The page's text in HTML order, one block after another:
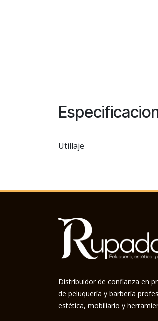
Utillaje
Distribuidor de confianza en
de peluquería y barbería
estética, mobiliario y